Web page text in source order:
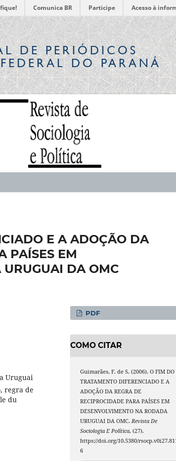
Comunica BR Participe Acesso à
DE PERIÓDICOS
DO PARANÁ
E A ADOÇÃO DA
PAÍSES EM
DA OMC
Uruguai
regra de
du
PDF
COMO CITAR
Guimarães, F. de S. (2006). O FIM DO
TRATAMENTO DIFERENCIADO E A
ADOÇÃO DA REGRA DE
RECIPROCIDADE PARA PAÍSES EM
DESENVOLVIMENTO NA RODADA
URUGUAI DA OMC.Revista De
Sociologia E Política, (27).
https://doi.org/10.5380/
6